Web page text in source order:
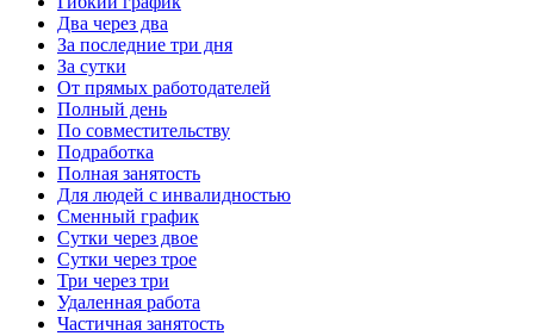
Два через два
За последние три дня
За сутки
От прямых работодателей
Полный день
По совместительству
Подработка
Полная занятость
Для людей с инвалидностью
Сменный график
Сутки через двое
Сутки через трое
Три через три
Удаленная работа
Частичная занятость